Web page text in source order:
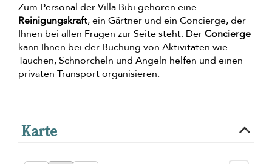
Zum Personal der Villa Bibi gehören eine
Reinigungskraft, ein Gärtner und ein Concierge, der
Ihnen bei allen Fragen zur Seite steht. DerConcierge
kann Ihnen bei der Buchung von Aktivitäten wie
Tauchen, Schnorcheln und Angeln helfen und einen
privaten Transport organisieren.
Karte